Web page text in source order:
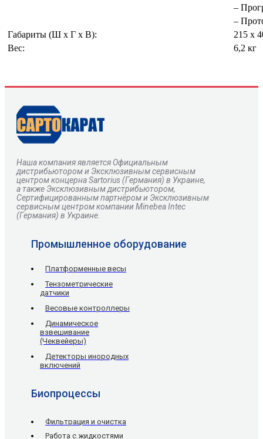
–
–
Габариты (Ш х Г х В):
215 х
Вес:
6,2 кг
Наша компания является Официальным
дистрибьютором и Эксклюзивным сервисным
центромконцернаSartorius(Германия) в Украине,
а также Эксклюзивным дистрибьютором,
Сертифицированным партнёром и Эксклюзивным
сервисным центром компании Minebea Intec
(Германия) в Украине.
Промышленное оборудование
Платформенные весы
Тензометрические
датчики
Весовые контроллеры
Динамическое
взвешивание
(Чеквейеры)
Детекторы инородных
включений
Биопроцессы
Фильтрация и очистка
Работа с жидкостями